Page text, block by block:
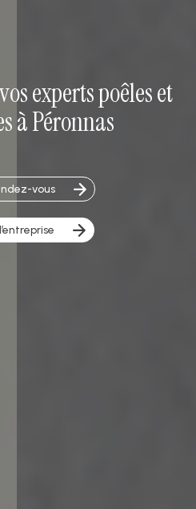
experts poêles et
à Péronnas
vous